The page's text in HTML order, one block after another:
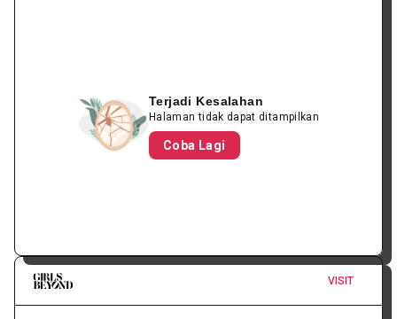
Terjadi Kesalahan
Halaman tidak dapat ditampilkan
Coba Lagi
VISIT